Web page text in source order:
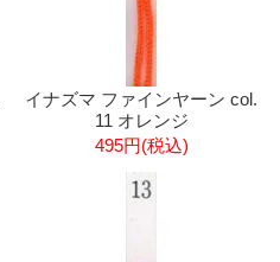
イナズマ ファインヤーン col.
11 オレンジ
495円(税込)